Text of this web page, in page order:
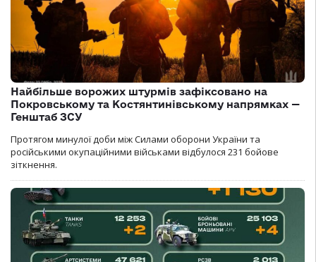
Найбільше ворожих штурмів зафіксовано на
Покровському та Костянтинівському напрямках —
Генштаб ЗСУ
Протягом минулої доби між Силами оборони України та
російськими окупаційними військами відбулося 231 бойове
зіткнення.